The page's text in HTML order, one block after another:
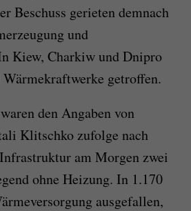
Beschuss gerieten demnach
und
Kiew, Charkiw und Dnipro
getroffen.
den Angaben von
Klitschko zufolge nach
am Morgen zwei
ohne Heizung. In 1.170
ausgefallen,